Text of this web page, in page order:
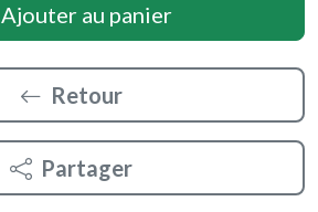
Ajouter au panier
Retour
Partager